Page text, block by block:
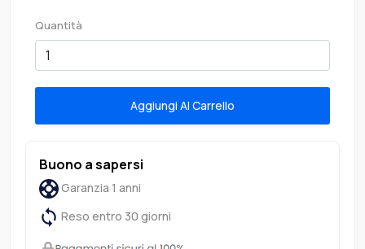
Quantità
Aggiungi Al Carrello
Buono a sapersi
Garanzia 1 anni
Reso entro 30 giorni